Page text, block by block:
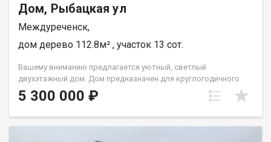
Дом, Рыбацкая ул
Междуреченск,
дом дерево 112.8м² , участок 13 сот.
Вашему вниманию предлагается уютный, светлый
двухэтажный дом. Дом предназначен для круглогодичного
проживания! Отличный вариант для тех, кто устал от
городской суеты и хочет насладиться красотой природы!
расположены: просторная кухня- гостиная, светлый зал и
5 300 000 ₽